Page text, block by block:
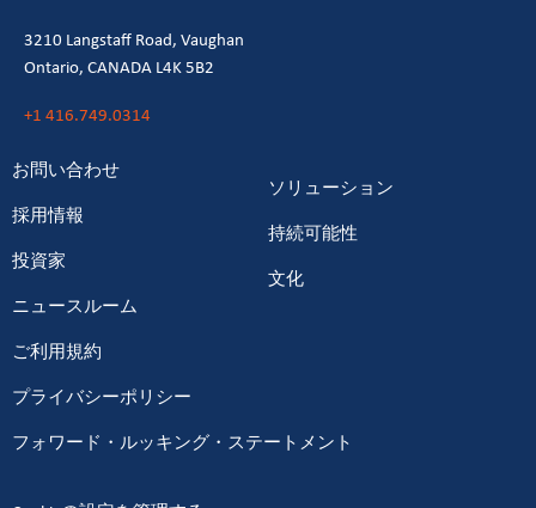
3210 Langstaff Road, Vaughan
Ontario, CANADA L4K 5B2
+1 416.749.0314
お問い合わせ
採用情報
投資家
ニュースルーム
ソリューション
持続可能性
文化
ご利用規約
プライバシーポリシー
フォワード・ルッキング・ステートメント